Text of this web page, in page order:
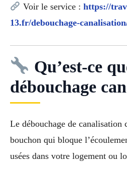
Voir le service : https://
13.fr/debouchage-
Qu’est-ce
débouchage
Le débouchage de canalisation
bouchon qui bloque
usées dans votre logement ou